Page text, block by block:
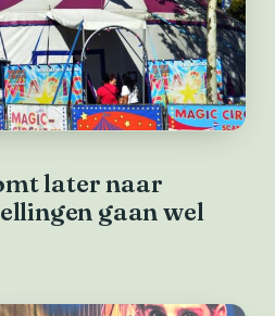
later naar
gaan wel